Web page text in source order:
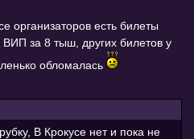
организаторов есть билеты
за 8 тыш, других билетов у
обломалась
В Крокусе нет и пока не